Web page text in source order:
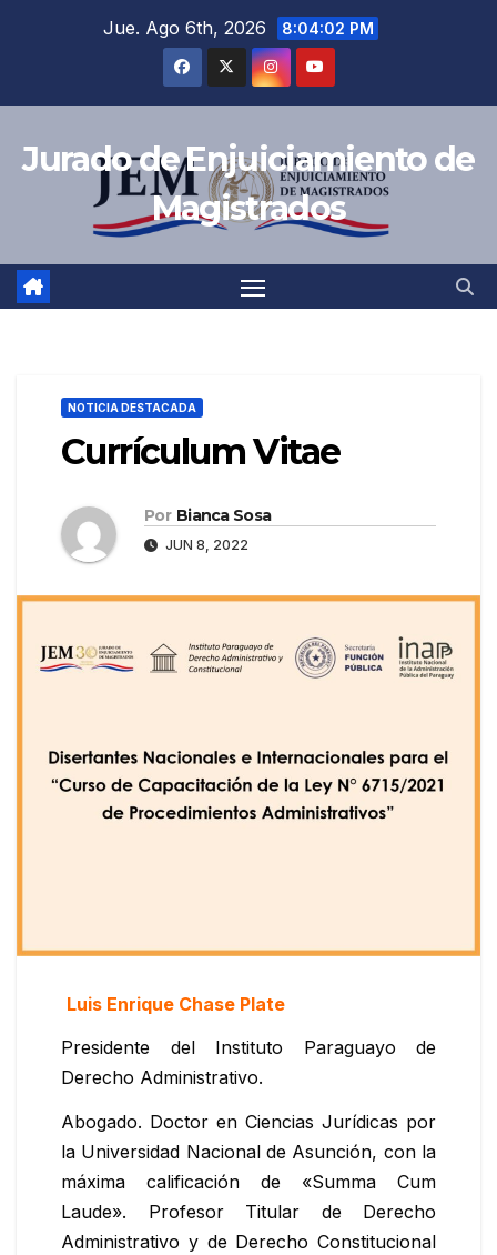
Jue. Ago 6th, 2026 8:04:03 PM
Jurado de Enjuiciamiento de
Magistrados
NOTICIA DESTACADA
Currículum Vitae
Por Bianca Sosa
JUN 8, 2022
Luis Enrique Chase Plate
Presidente del Instituto Paraguayo de
Derecho Administrativo.
Abogado. Doctor en Ciencias Jurídicas por
la Universidad Nacional de Asunción, con la
máxima calificación de «Summa Cum
Laude». Profesor Titular de Derecho
Administrativo y de Derecho Constitucional